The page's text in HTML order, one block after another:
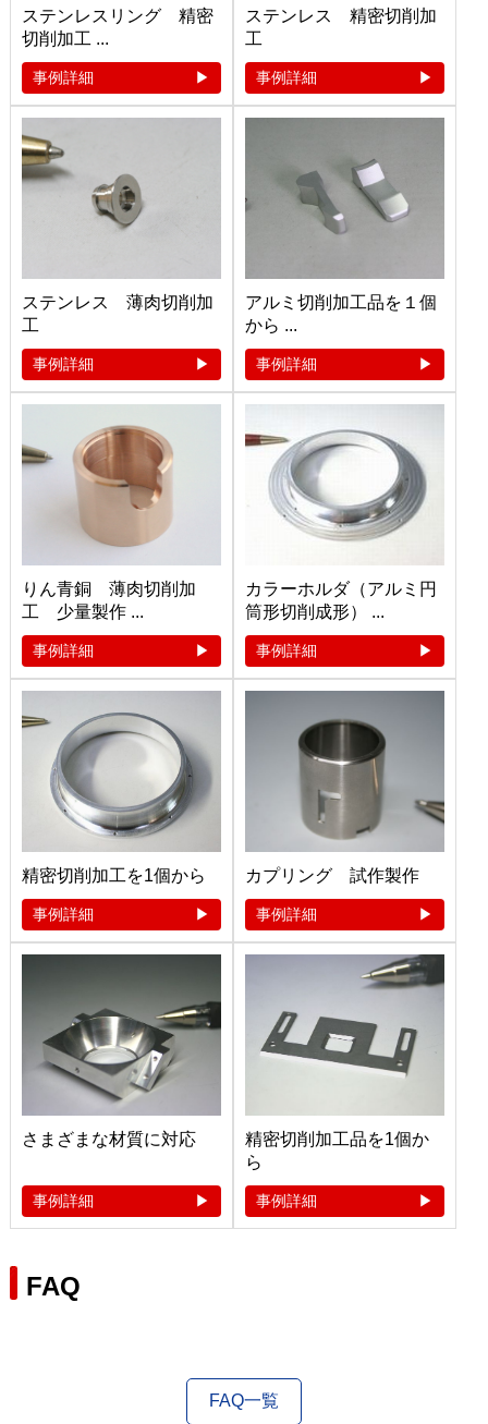
ステンレスリング 精密
切削加工 ...
事例詳細
ステンレス 精密切削加
工
事例詳細
ステンレス 薄肉切削加
工
事例詳細
アルミ切削加工品を１個
から ...
事例詳細
りん青銅 薄肉切削加
工 少量製作 ...
事例詳細
カラーホルダ（アルミ円
筒形切削成形） ...
事例詳細
精密切削加工を1個から
事例詳細
カプリング 試作製作
事例詳細
さまざまな材質に対応
事例詳細
精密切削加工品を1個か
ら
事例詳細
FAQ
FAQ一覧